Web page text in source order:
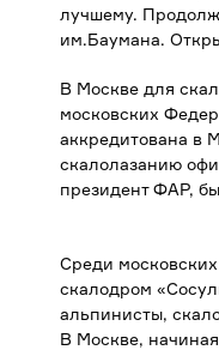
лучшему.
им.Баумана.
В Москве для
московских
аккредитована в
скалолазанию
президент ФАР,
Среди
скалодром
альпинисты,
В Москве,